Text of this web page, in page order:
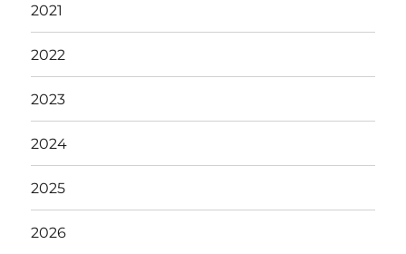
2021
2022
2023
2024
2025
2026